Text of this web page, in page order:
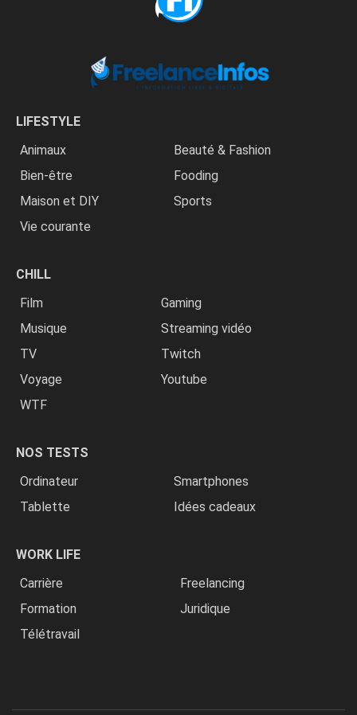
LIFESTYLE
Animaux
Beauté & Fashion
Bien-être
Fooding
Maison et DIY
Sports
Vie courante
CHILL
Film
Gaming
Musique
Streaming vidéo
TV
Twitch
Voyage
Youtube
WTF
NOS TESTS
Ordinateur
Smartphones
Tablette
Idées cadeaux
WORK LIFE
Carrière
Freelancing
Formation
Juridique
Télétravail